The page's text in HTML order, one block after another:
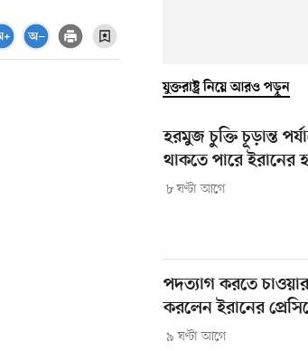
যুক্তরাষ্ট্র নিয়ে আরও পড়ুন
হরমুজ চুক্তি চূড়ান্ত
থাকতে পারে ইরানের
৮ ঘণ্টা আগে
পদত্যাগ করতে
করলেন ইরানের
৯ ঘণ্টা আগে